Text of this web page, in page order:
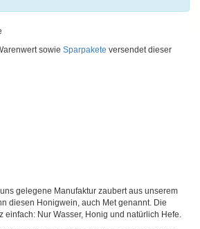
sowie Sparpakete versendet dieser
gelegene Manufaktur zaubert aus unserem
diesen Honigwein, auch Met genannt. Die
einfach: Nur Wasser, Honig und natürlich Hefe.